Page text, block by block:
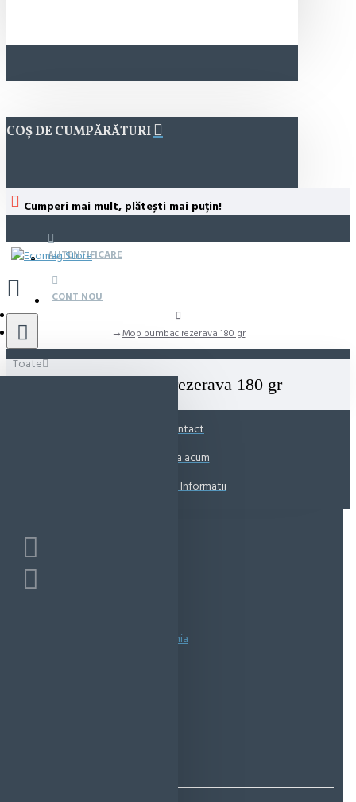
COȘ DE CUMPĂRĂTURI
Cumperi mai mult, plătești mai puțin!
AUTENTIFICARE
CONT NOU
Toate
Mop bumbac rezerava 180 gr
Mop bumbac rezerava 180 gr
Contact
Suna acum
Solicita Informatii
Spune-ţi opinia